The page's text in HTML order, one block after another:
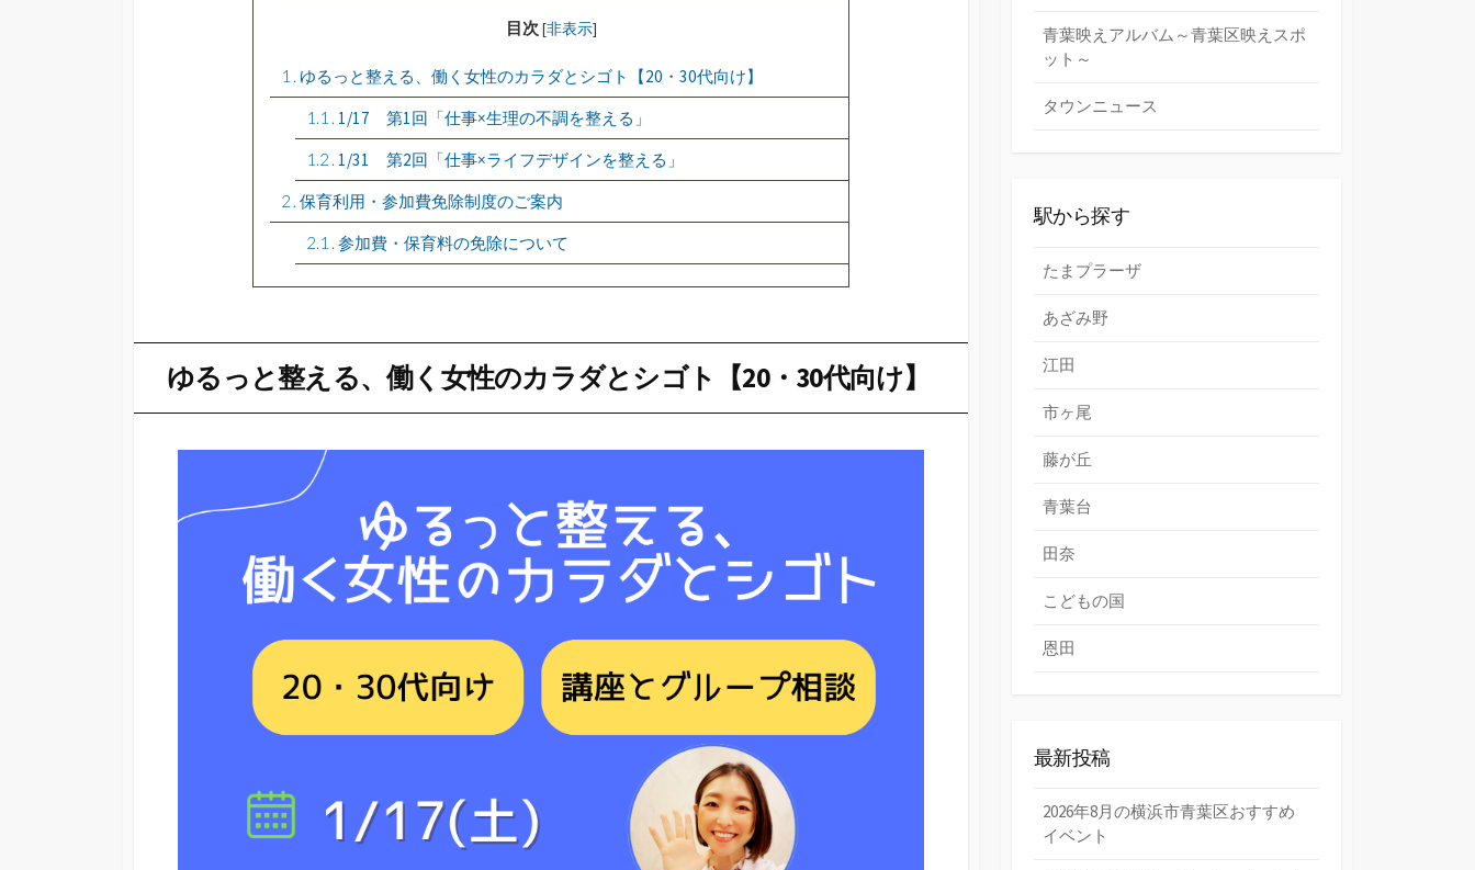
目次 [非表示]
1 ゆるっと整える、働く女性のカラダとシゴト【20・30代向け】
1.1 1/17 第1回「仕事×生理の不調を整える」
1.2 1/31 第2回「仕事×ライフデザインを整える」
2 保育利用・参加費免除制度のご案内
2.1 参加費・保育料の免除について
ゆるっと整える、働く女性のカラダとシゴト【20・30代向け】
青葉映えアルバム～青葉区映えスポ
ット～
タウンニュース
駅から探す
たまプラーザ
あざみ野
江田
市ヶ尾
藤が丘
青葉台
田奈
こどもの国
恩田
最新投稿
2026年8月の横浜市青葉区おすすめ
イベント